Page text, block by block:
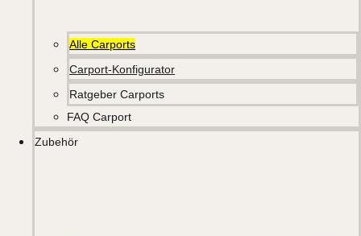
Alle Carports
Carport-Konfigurator
Ratgeber Carports
FAQ Carport
Zubehör